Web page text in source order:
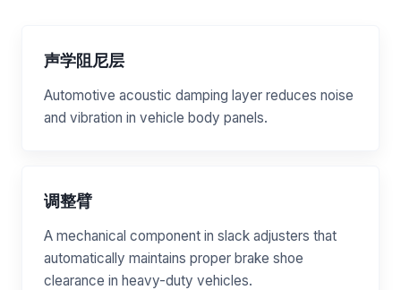
声学阻尼层
Automotive acoustic damping layer reduces noise
and vibration in vehicle body panels.
调整臂
A mechanical component in slack adjusters that
automatically maintains proper brake shoe
clearance in heavy-duty vehicles.